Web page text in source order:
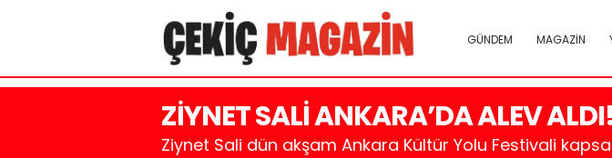
GÜNDEM MAGAZİN
ZİYNET SALİ ANKARA’DA ALEV
Ziynet Sali dün akşam Ankara Kültür Yolu Festivali